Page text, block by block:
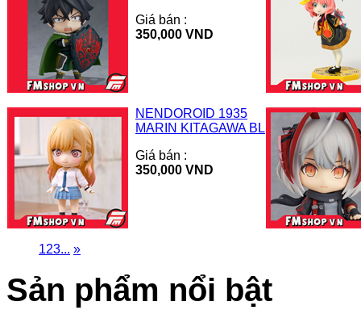
Giá bán :
350,000 VND
NENDOROID 1935
MARIN KITAGAWA BL
Giá bán :
350,000 VND
123... »
Sản phẩm nổi bật